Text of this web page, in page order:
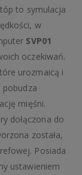
to symulacja
w
SVP01
oczekiwań.
urozmaicą i
pobudza
mięśni.
dołączona do
została,
Posiada
ustawieniem